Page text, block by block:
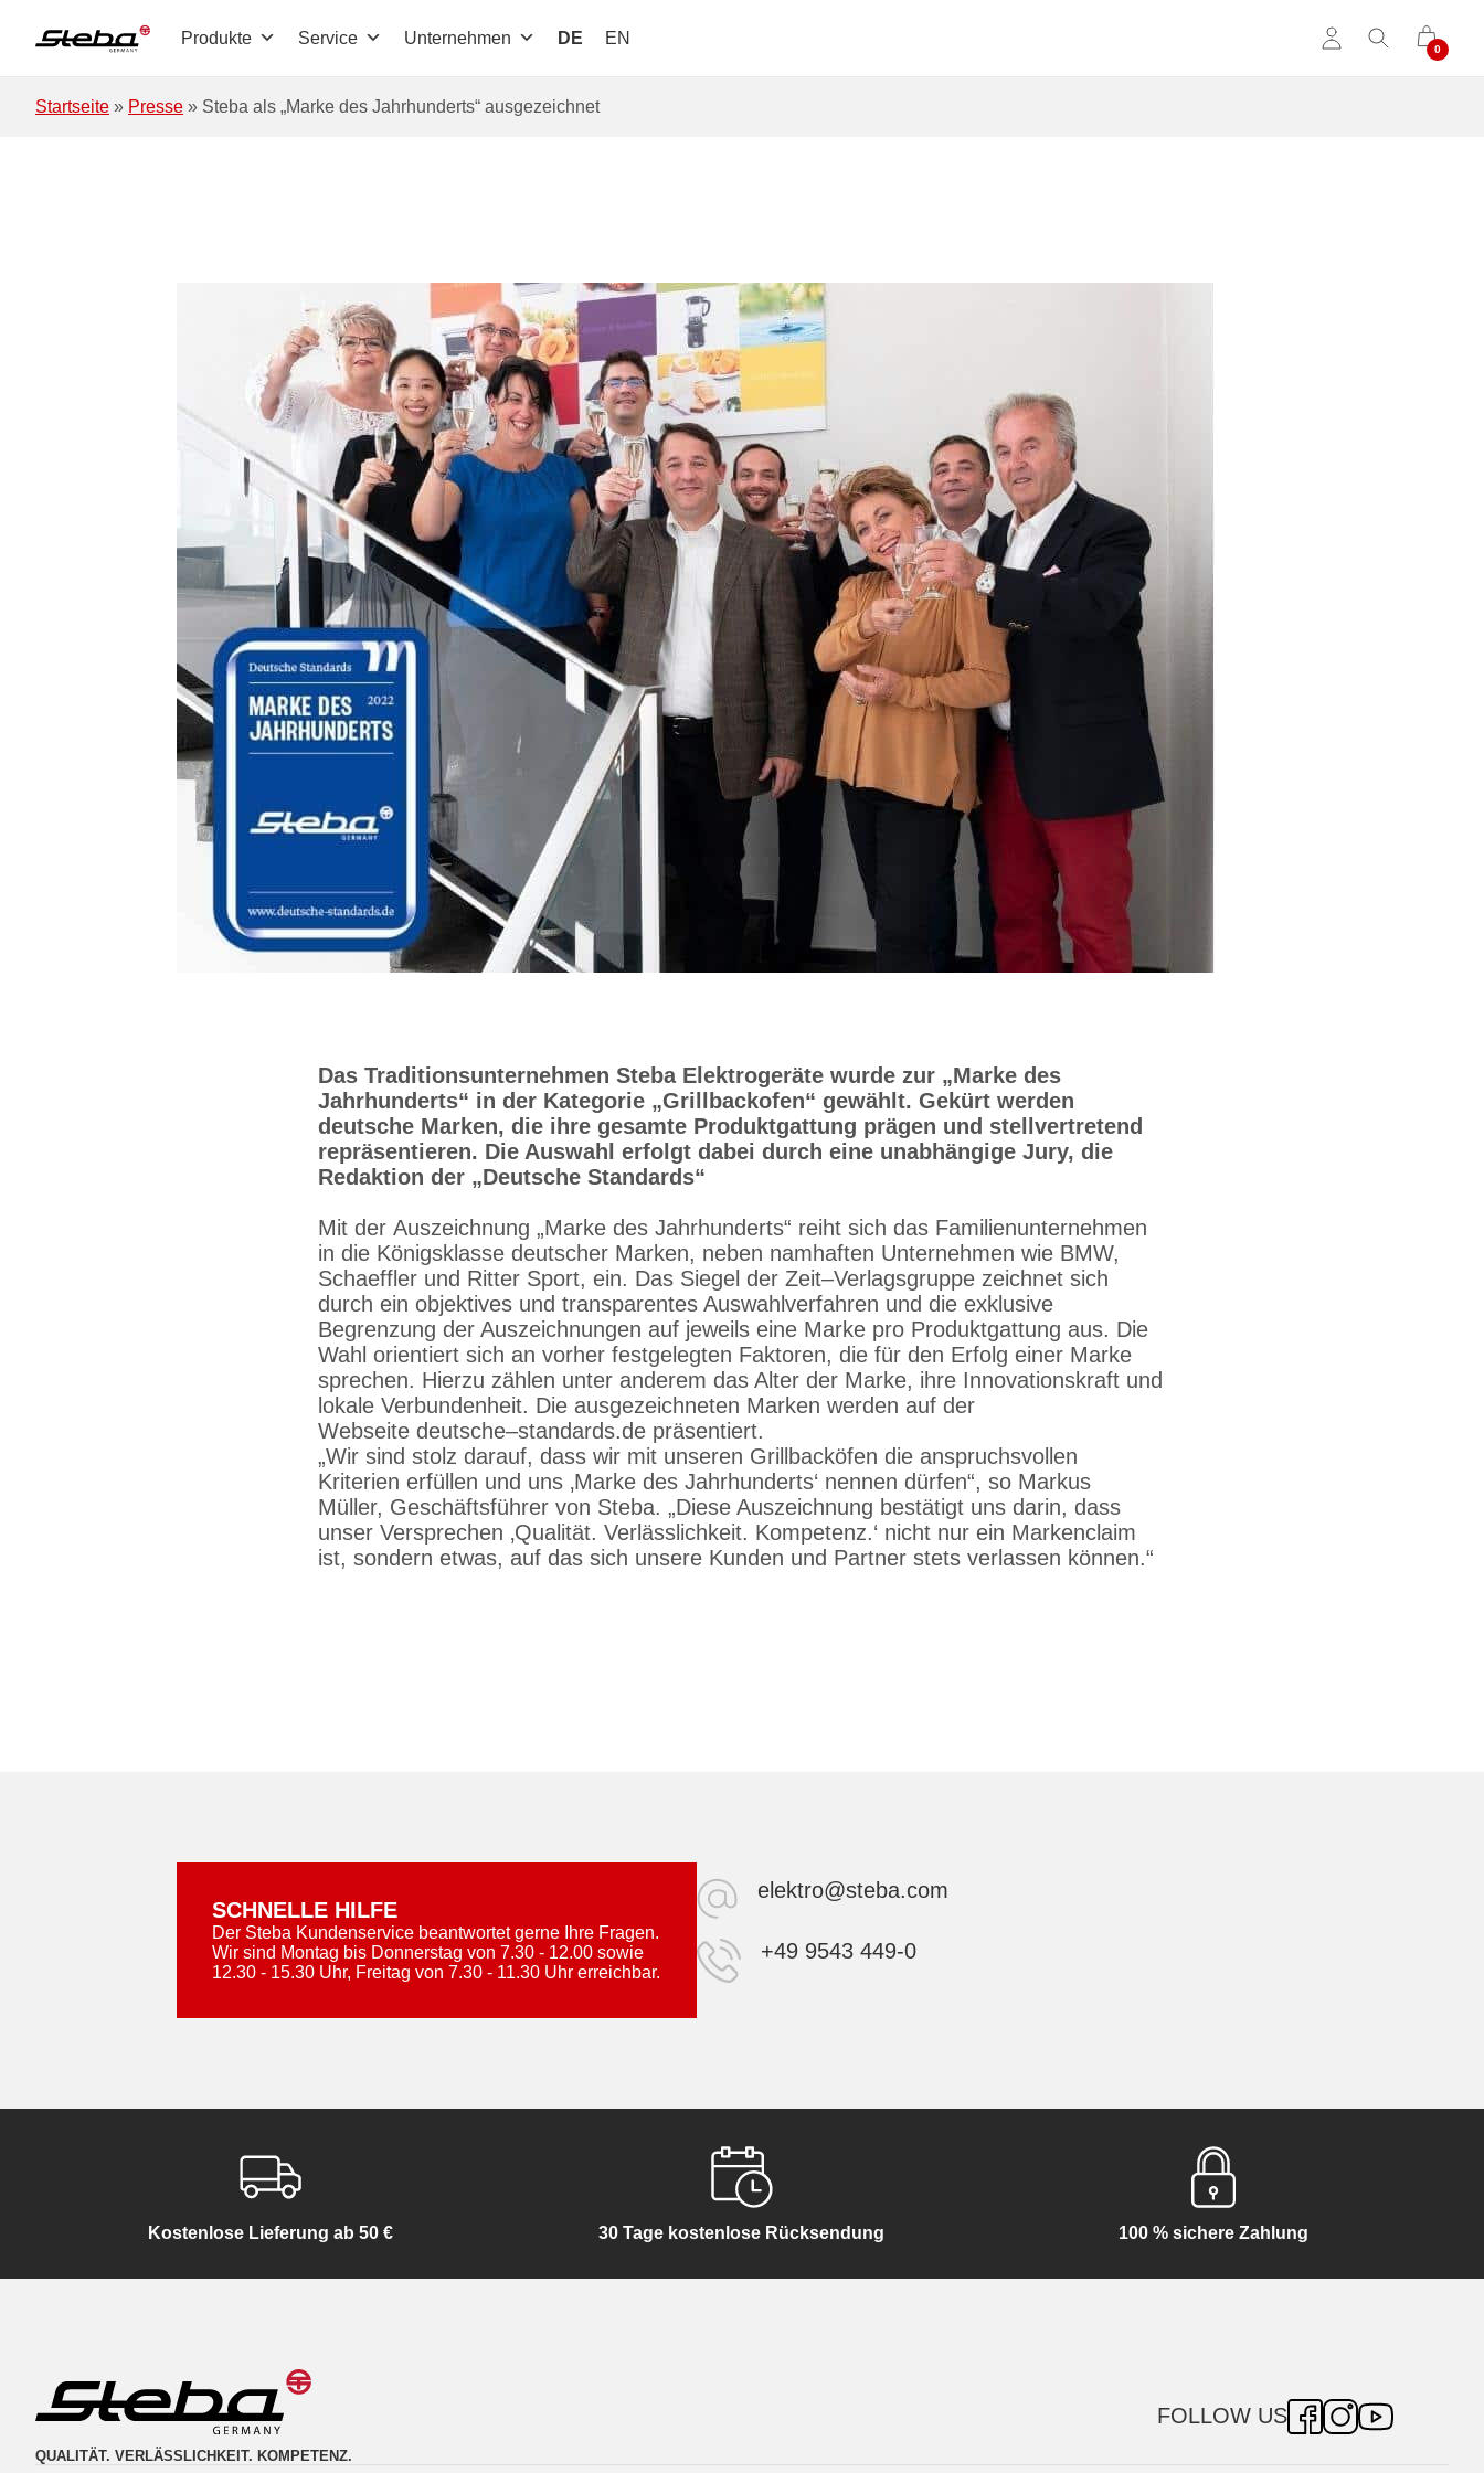
Produkte Service Unternehmen DE EN
Startseite » Presse » Steba als „Marke des Jahrhunderts“ ausgezeichnet
Das Traditionsunternehmen Steba Elektrogeräte wurde zur „Marke des
Jahrhunderts“ in der Kategorie „Grillbackofen“ gewählt. Gekürt werden
deutsche Marken, die ihre gesamte Produktgattung prägen und stellvertretend
repräsentieren. Die Auswahl erfolgt dabei durch eine unabhängige Jury, die
Redaktion der „Deutsche Standards“
Mit der Auszeichnung „Marke des Jahrhunderts“ reiht sich das Familienunternehmen
in die Königsklasse deutscher Marken, neben namhaften Unternehmen wie BMW,
Schaeffler und Ritter Sport, ein. Das Siegel der Zeit–Verlagsgruppe zeichnet sich
durch ein objektives und transparentes Auswahlverfahren und die exklusive
Begrenzung der Auszeichnungen auf jeweils eine Marke pro Produktgattung aus. Die
Wahl orientiert sich an vorher festgelegten Faktoren, die für den Erfolg einer Marke
sprechen. Hierzu zählen unter anderem das Alter der Marke, ihre Innovationskraft und
lokale Verbundenheit. Die ausgezeichneten Marken werden auf der
Webseite deutsche–standards.de präsentiert.
„Wir sind stolz darauf, dass wir mit unseren Grillbacköfen die anspruchsvollen
Kriterien erfüllen und uns ‚Marke des Jahrhunderts‘ nennen dürfen“, so Markus
Müller, Geschäftsführer von Steba. „Diese Auszeichnung bestätigt uns darin, dass
unser Versprechen ‚Qualität. Verlässlichkeit. Kompetenz.‘ nicht nur ein Markenclaim
ist, sondern etwas, auf das sich unsere Kunden und Partner stets verlassen können.“
SCHNELLE HILFE
Der Steba Kundenservice beantwortet gerne Ihre Fragen.
Wir sind Montag bis Donnerstag von 7.30 - 12.00 sowie
12.30 - 15.30 Uhr, Freitag von 7.30 - 11.30 Uhr erreichbar.
elektro@steba.com
+49 9543 449-0
Kostenlose Lieferung ab 50 € 30 Tage kostenlose Rücksendung 100 % sichere Zahlung
QUALITÄT. VERLÄSSLICHKEIT. KOMPETENZ.
FOLLOW US